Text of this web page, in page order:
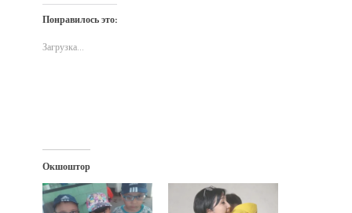
Twitter
(Открывается
в
окне)
Facebook
(Открывается
в
Понравилось это:
Загрузка...
Окшоштор